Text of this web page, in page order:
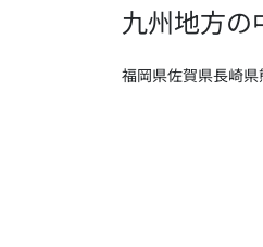
九州地方
福岡県佐賀県長崎県